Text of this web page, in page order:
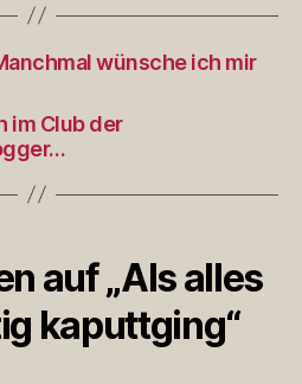
wünsche ich mir
im Club der
auf „Als alles
kaputtging“